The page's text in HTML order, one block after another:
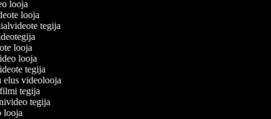
looja
looja
tegija
looja
looja
tegija
elus videolooja
filmi tegija
tegija
looja